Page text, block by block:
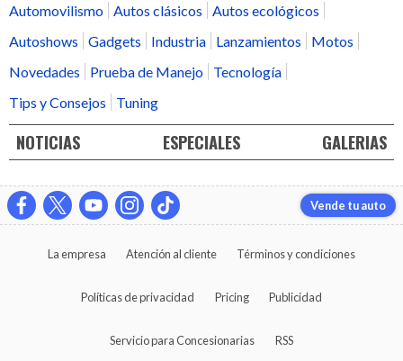
Automovilismo Autos clásicos
Autos ecológicos
Autoshows
Gadgets Industria Lanzamientos
Motos
Novedades
Prueba de Manejo
Tecnología
Tips y Consejos
Tuning
NOTICIAS ESPECIALES GALERIAS
Vende tu auto
La empresa Atención al cliente Términos y condiciones
Políticas de privacidad Pricing Publicidad
Servicio para Concesionarias RSS